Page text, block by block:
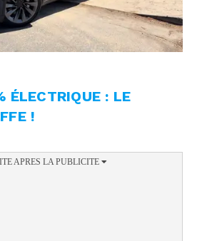
ÉLECTRIQUE : LE
!